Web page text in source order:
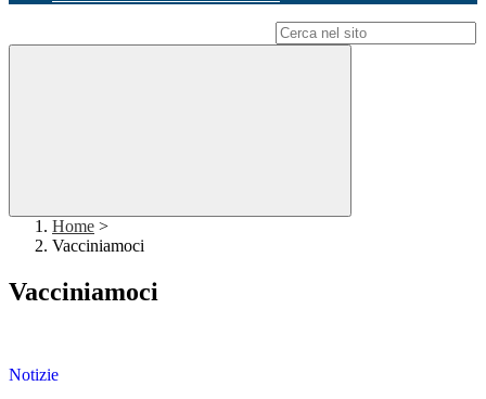
Home >
Vacciniamoci
Vacciniamoci
Notizie